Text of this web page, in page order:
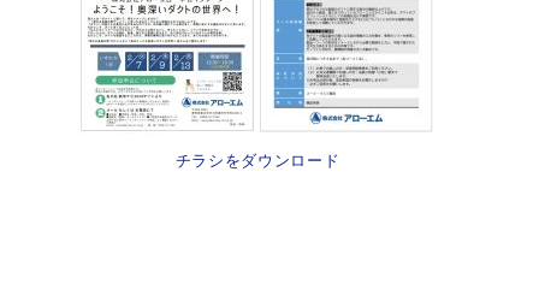
チラシをダウンロード